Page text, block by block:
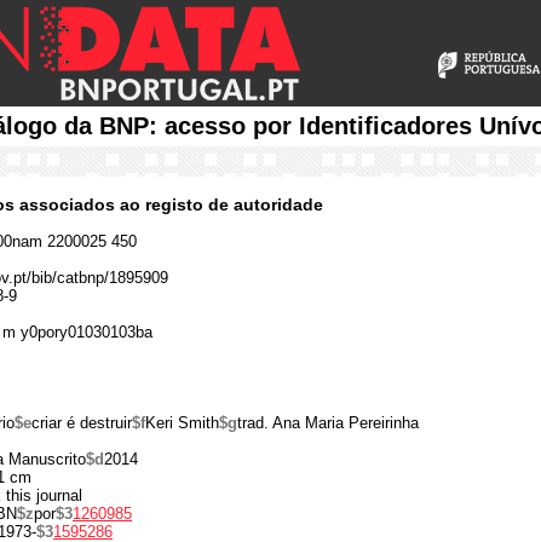
da BNP: acesso por Identificadores
associados ao registo de autoridade
2200025 450
bib/catbnp/1895909
9
y0pory01030103ba
$ecriar é destruir$fKeri Smith$gtrad. Ana Maria Pereirinha
Manuscrito$d2014
cm
journal
$zpor$31260985
$31595286